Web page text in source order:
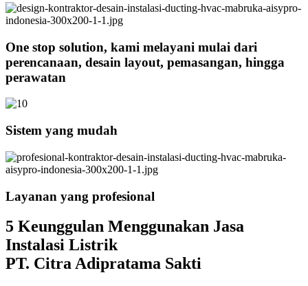
One stop solution, kami melayani mulai dari
perencanaan, desain layout, pemasangan, hingga
perawatan
Sistem yang mudah
Layanan yang profesional
5 Keunggulan Menggunakan Jasa
Instalasi Listrik
PT. Citra Adipratama Sakti